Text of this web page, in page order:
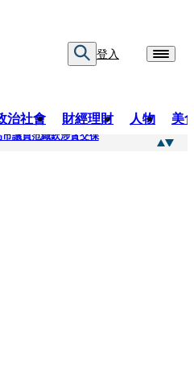
登入
治社會 財經理財 人物 美
議員范織欽涉貪交保